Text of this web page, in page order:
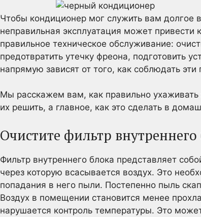
Чтобы кондиционер мог служить вам долгое
неправильная эксплуатация может
правильное техническое обслуживание:
предотвратить утечку фреона, подготовить
напрямую зависят от того, как соблюдать эти
Мы расскажем вам, как правильно ухаживать
их решить, а главное, как это сделать в
Очистите фильтр внутреннего
Фильтр внутреннего блока представляет
через которую всасывается воздух. Это
попадания в него пыли. Постепенно пыль
Воздух в помещении становится менее
нарушается контроль температуры. Это